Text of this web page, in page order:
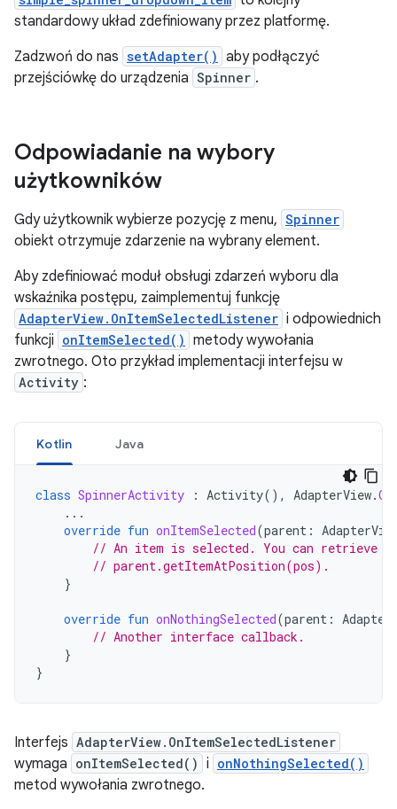
standardowy układ zdefiniowany przez platformę.
Zadzwoń do nas setAdapter() aby podłączyć
przejściówkę do urządzenia Spinner .
Odpowiadanie na wybory
użytkowników
Gdy użytkownik wybierze pozycję z menu, Spinner
obiekt otrzymuje zdarzenie na wybrany element.
Aby zdefiniować moduł obsługi zdarzeń wyboru dla
wskaźnika postępu, zaimplementuj funkcję
AdapterView.OnItemSelectedListener i odpowiednich
funkcji onItemSelected() metody wywołania
zwrotnego. Oto przykład implementacji interfejsu w
Activity :
Kotlin Java
class SpinnerActivity : Activity(), AdapterView.
...
override fun onItemSelected(parent :
// An item is selected. You can retrieve
// parent.getItemAtPosition(pos).
}
override fun onNothingSelected(parent :
// Another interface callback.
}
}
Interfejs AdapterView.OnItemSelectedListener
wymaga onItemSelected() i onNothingSelected()
metod wywołania zwrotnego.